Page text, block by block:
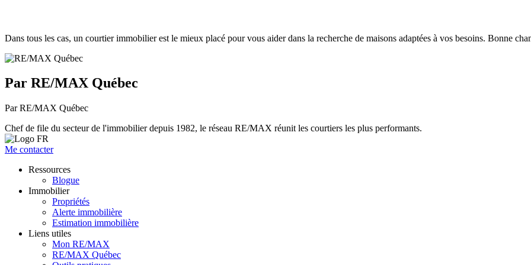
Dans tous les cas, un courtier immobilier est le mieux placé pour vous aider dans la recherche de maisons adaptées à vos besoins. Bonne
Par RE/MAX Québec
Par RE/MAX Québec
Chef de file du secteur de l'immobilier depuis 1982, le réseau RE/MAX réunit les courtiers les plus performants.
Me contacter
Ressources
Blogue
Immobilier
Propriétés
Alerte immobilière
Estimation immobilière
Liens utiles
Mon RE/MAX
RE/MAX Québec